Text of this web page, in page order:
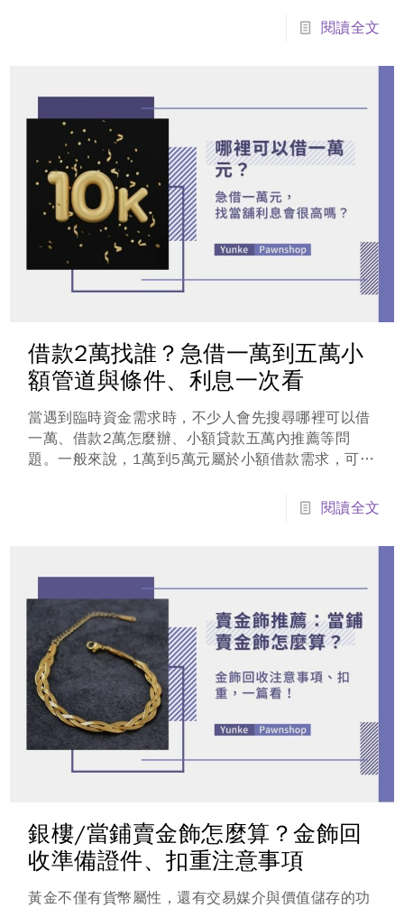
年利率最高不得超過30%，除利息與倉棧費外，不得
另外收取其他費用。本文將用白話方式整理當舖業法
閱讀全文
借款2萬找誰？急借一萬到五萬小
額管道與條件、利息一次看
當遇到臨時資金需求時，不少人會先搜尋哪裡可以借
一萬、借款2萬怎麼辦、小額貸款五萬內推薦等問
題。一般來說，1萬到5萬元屬於小額借款需求，可選
與撥款速度都不同。若只是短期週轉，建議先從是否
合法、費用是否透明、是否需要抵押品、多久能拿到
閱讀全文
銀樓/當鋪賣金飾怎麼算？金飾回
收準備證件、扣重注意事項
黃金不僅有貨幣屬性，還有交易媒介與價值儲存的功